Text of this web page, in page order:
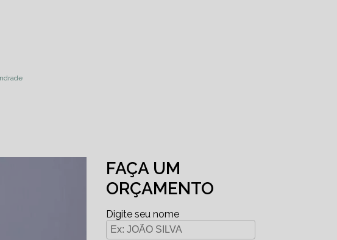
FAÇA UM
ORÇAMENTO
Digite seu nome